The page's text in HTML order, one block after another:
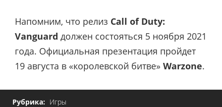
Напомним, что релиз Call of Duty:
Vanguard должен состояться 5 ноября 2021
года. Официальная презентация пройдет
19 августа в «королевской битве» Warzone.
Рубрика: Игры